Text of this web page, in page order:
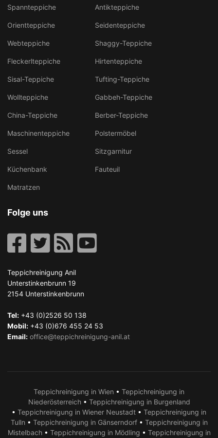
Spannteppiche Antikteppiche
Orientteppiche Seidenteppiche
Webteppiche Shaggy-Teppiche
Fleckerlteppiche Hirtenteppiche
Sisal-Teppiche Tufting-Teppiche
Wollteppiche Gabbeh-Teppiche
China-Teppiche Berber-Teppiche
Maschinenteppiche Polstermöbel
Sessel Sitzgarnitur
Küchenbank Fauteuil
Matratzen
Folge uns
Teppichreinigung Anil
Unterstinkenbrunn 19
2154 Unterstinkenbrunn
Tel: +43 (0)2526 50 138
Mobil: +43 (0)676 455 24 53
Email: office@teppichreinigung-anil.at
Teppichreinigung in Wien • Teppichreinigung in
Niederösterreich• Teppichreinigung in Burgenland
• Teppichreinigung in Wiener Neustadt • Teppichreinigung in
Tulln • Teppichreinigung in Gänserndorf• Teppichreinigung in
Mistelbach• Teppichreinigung in Mödling • Teppichreinigung in